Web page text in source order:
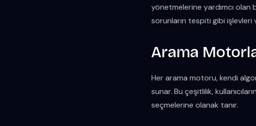
yönetmelerine yardımcı olan
sorunların tespiti gibi işlevleri
Arama
Her arama motoru, kendi
sunar. Bu çeşitlilik,
seçmelerine olanak tanır.